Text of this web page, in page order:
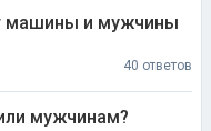
машины и мужчины
40 ответов
мужчинам?